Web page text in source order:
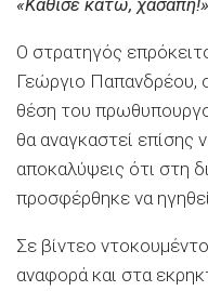
Ο στρατηγός
Γεώργιο Παπανδρέου,
θέση του
θα αναγκαστεί επίσης
αποκαλύψεις ότι στη
προσφέρθηκε να
Σε βίντεο
αναφορά και στα